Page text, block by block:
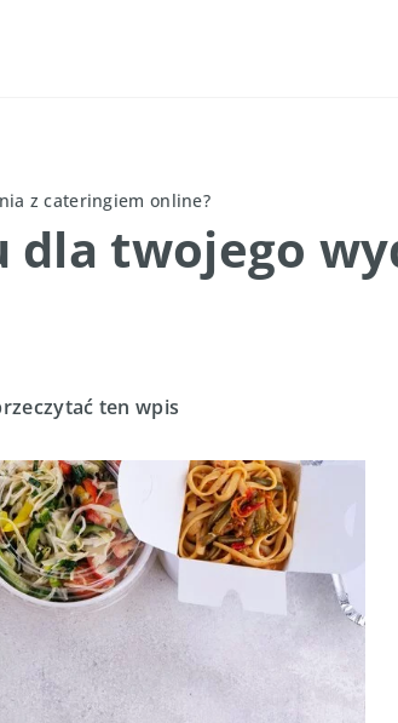
z cateringiem online?
dla twojego
ten wpis